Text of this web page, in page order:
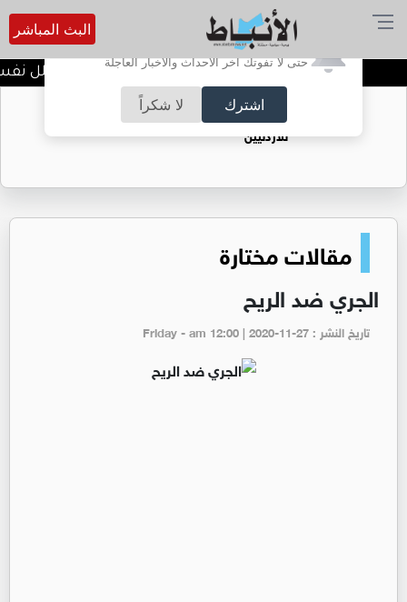
أترغب في تفعيل الإشعارات؟
حتى لا تفوتك آخر الأحداث والأخبار العاجلة
اشترك لا شكراً
البث المباشر
الضحك وقت الأزمات.. خلل نفسي
حقل الريشة حين يتحول الغاز إلى فرص عمل
للأردنيين
مقالات مختارة
الجري ضد الريح
تاريخ النشر : Friday - am 12:00 | 2020-11-27